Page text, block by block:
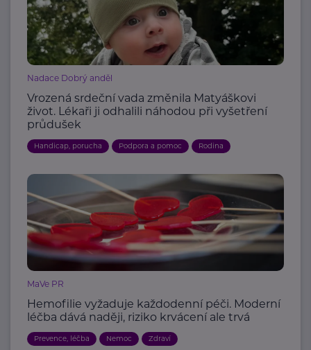
Nadace Dobrý anděl
Vrozená srdeční vada změnila Matyáškovi
život. Lékaři ji odhalili náhodou při vyšetření
průdušek
Handicap, porucha Podpora a pomoc Rodina
MaVe PR
Hemofilie vyžaduje každodenní péči. Moderní
léčba dává naději, riziko krvácení ale trvá
Prevence, léčba Nemoc Zdraví